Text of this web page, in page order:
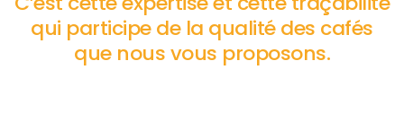
qui participe de la qualité des cafés
que nous vous proposons.